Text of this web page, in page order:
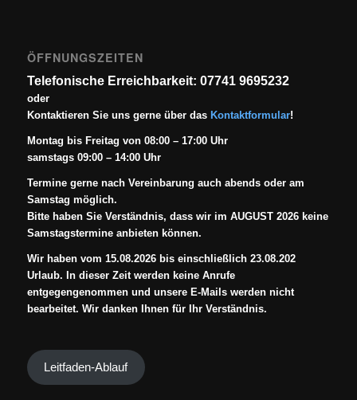
ÖFFNUNGSZEITEN
Telefonische Erreichbarkeit: 07741 9695232
oder
Kontaktieren Sie uns gerne über das Kontaktformular!
Montag bis Freitag von 08:00 – 17:00 Uhr
samstags 09:00 – 14:00 Uhr
Termine gerne nach Vereinbarung auch abends oder am
Samstag möglich.
Bitte haben Sie Verständnis, dass wir im AUGUST 2026 keine
Samstagstermine anbieten können.
Wir haben vom 15.08.2026 bis einschließlich 23.08.202
Urlaub. In dieser Zeit werden keine Anrufe
entgegengenommen und unsere E-Mails werden nicht
bearbeitet. Wir danken Ihnen für Ihr Verständnis.
Leitfaden-Ablauf